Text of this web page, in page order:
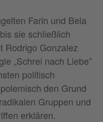
Farin und Bela
sie schließlich
Rodrigo Gonzalez
„Schrei nach Liebe”
politisch
den Grund
Gruppen und
erklären.